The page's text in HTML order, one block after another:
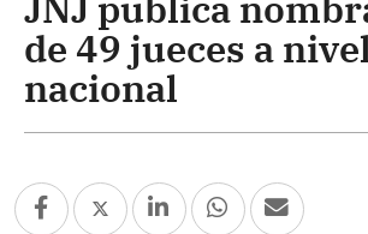
de 49 jueces a
nacional